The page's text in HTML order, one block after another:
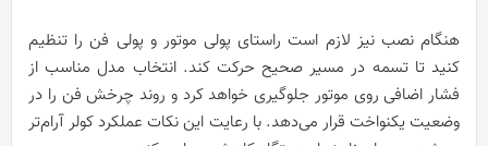
هنگام نصب نیز لازم است راستای پولی موتور و پولی فن را تنظیم
کنید تا تسمه در مسیر صحیح حرکت کند. انتخاب مدل مناسب از
فشار اضافی روی موتور جلوگیری خواهد کرد و روند چرخش فن را در
وضعیت یکنواخت قرار می‌دهد. با رعایت این نکات عملکرد کولر آرام‌تر